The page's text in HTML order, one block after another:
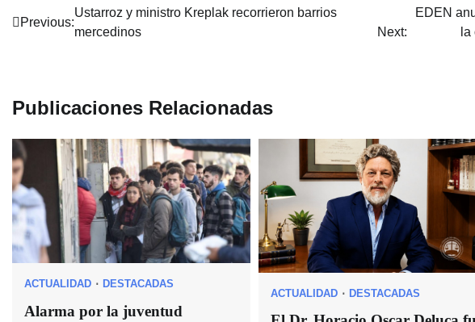
Navegación
Previous:
Ustarroz y ministro Kreplak recorrieron barrios
mercedinos
Next:
EDEN
Publicaciones Relacionadas
ACTUALIDAD DESTACADAS
Alarma por la juventud
ACTUALIDAD DESTACADAS